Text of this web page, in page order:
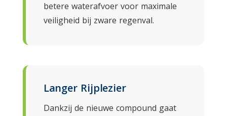
betere waterafvoer voor maximale
veiligheid bij zware regenval.
Langer Rijplezier
Dankzij de nieuwe compound gaat